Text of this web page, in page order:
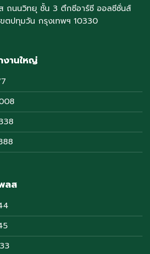
ถนนวิทยุ ชั้น 3 ตึกซีอาร์ซี ออลซีซั่นส์
ตปทุมวัน กรุงเทพฯ 10330
งานใหญ่
ลส